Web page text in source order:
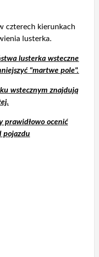
czterech kierunkach
lusterka.
lusterka wsteczne
"martwe pole".
wstecznym znajdują
prawidłowo ocenić
pojazdu